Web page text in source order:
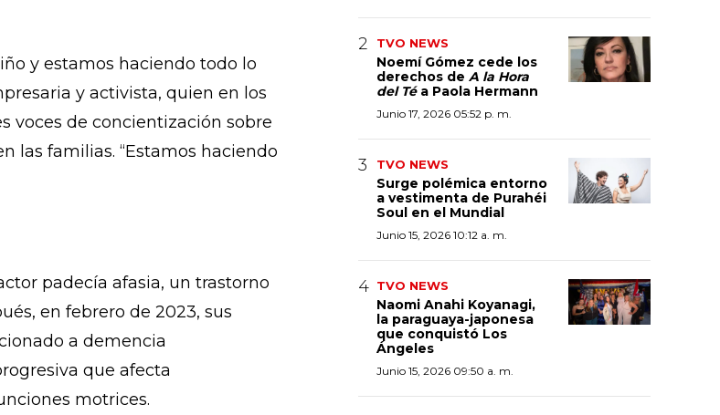
y estamos haciendo todo lo
y activista, quien en los
voces de concientización sobre
las familias. “Estamos haciendo
padecía afasia, un trastorno
en febrero de 2023, sus
a demencia
que afecta
motrices.
TVO NEWS
Noemí Gómez cede los
derechos de A la Hora
del Té a Paola Hermann
Junio 17, 2026 05:52 p. m.
TVO NEWS
Surge polémica entorno
a vestimenta de Purahéi
Soul en el Mundial
Junio 15, 2026 10:12 a. m.
TVO NEWS
Naomi Anahi Koyanagi,
la paraguaya-japonesa
que conquistó Los
Ángeles
Junio 15, 2026 09:50 a. m.